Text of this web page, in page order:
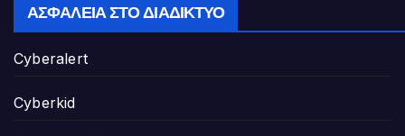
ΑΣΦΆΛΕΙΑ ΣΤΟ ΔΙΑΔΊΚΤΥΟ
Cyberalert
Cyberkid